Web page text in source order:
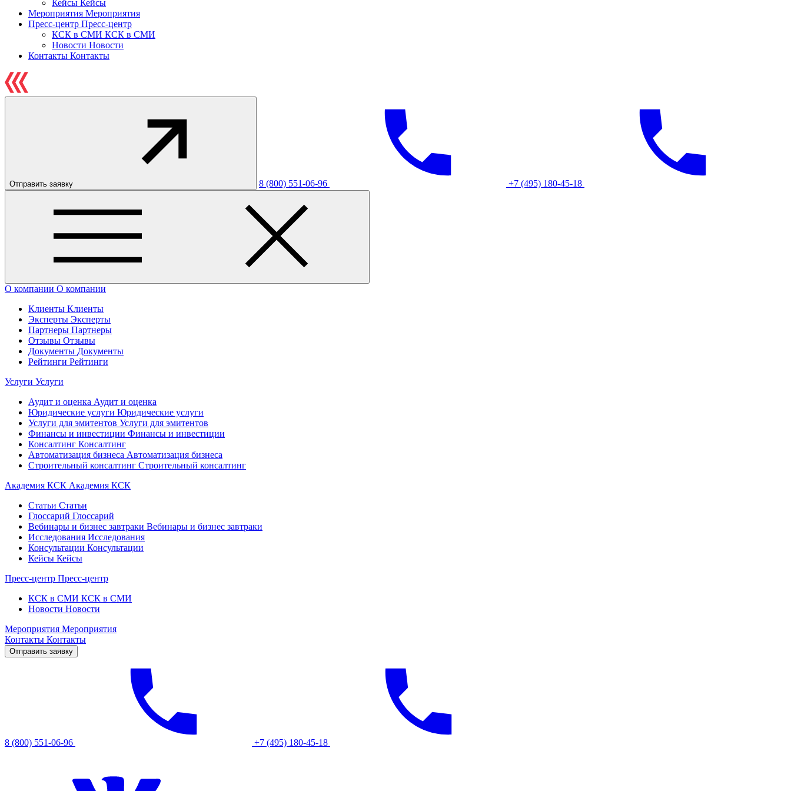
Кейсы Кейсы
Мероприятия Мероприятия
Пресс-центр Пресс-центр
КСК в СМИ КСК в СМИ
Новости Новости
Контакты Контакты
Отправить заявку 8 (800) 551-06-96 +7 (495) 180-45-18
О компании О компании
Клиенты Клиенты
Эксперты Эксперты
Партнеры Партнеры
Отзывы Отзывы
Документы Документы
Рейтинги Рейтинги
Услуги Услуги
Аудит и оценка Аудит и оценка
Юридические услуги Юридические услуги
Услуги для эмитентов Услуги для эмитентов
Финансы и инвестиции Финансы и инвестиции
Консалтинг Консалтинг
Автоматизация бизнеса Автоматизация бизнеса
Строительный консалтинг Строительный консалтинг
Академия КСК Академия КСК
Статьи Статьи
Глоссарий Глоссарий
Вебинары и бизнес завтраки Вебинары и бизнес завтраки
Исследования Исследования
Консультации Консультации
Кейсы Кейсы
Пресс-центр Пресс-центр
КСК в СМИ КСК в СМИ
Новости Новости
Мероприятия Мероприятия
Контакты Контакты
Отправить заявку
8 (800) 551-06-96 +7 (495) 180-45-18